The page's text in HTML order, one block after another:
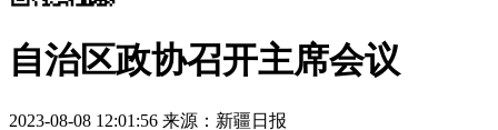
自治区政协召开主席会议
2023-08-08 12:01:56 来源：新疆日报